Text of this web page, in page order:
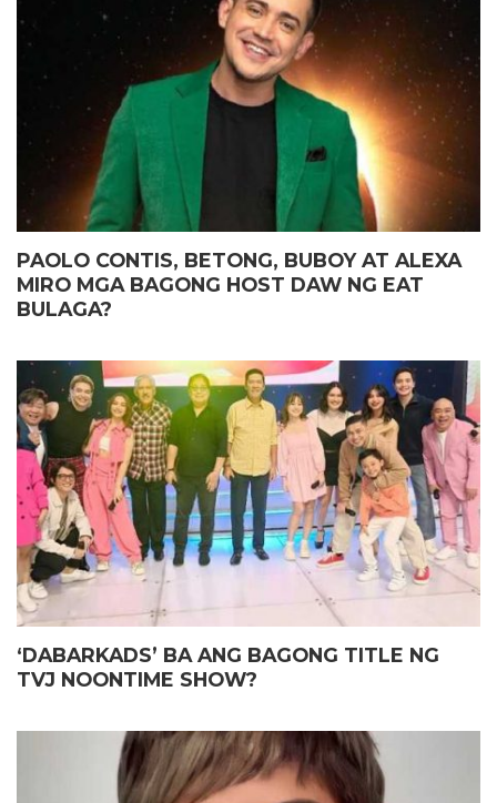
PAOLO CONTIS, BETONG, BUBOY AT ALEXA
MIRO MGA BAGONG HOST DAW NG EAT
BULAGA?
‘DABARKADS’ BA ANG BAGONG TITLE NG
TVJ NOONTIME SHOW?